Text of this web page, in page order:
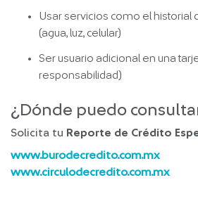
Usar servicios como el historial
(agua, luz, celular)
Ser usuario adicional en una
responsabilidad)
¿Dónde puedo
Solicita tu Reporte de Crédito
www.burodecredito.com.mx
www.circulodecredito.com.mx